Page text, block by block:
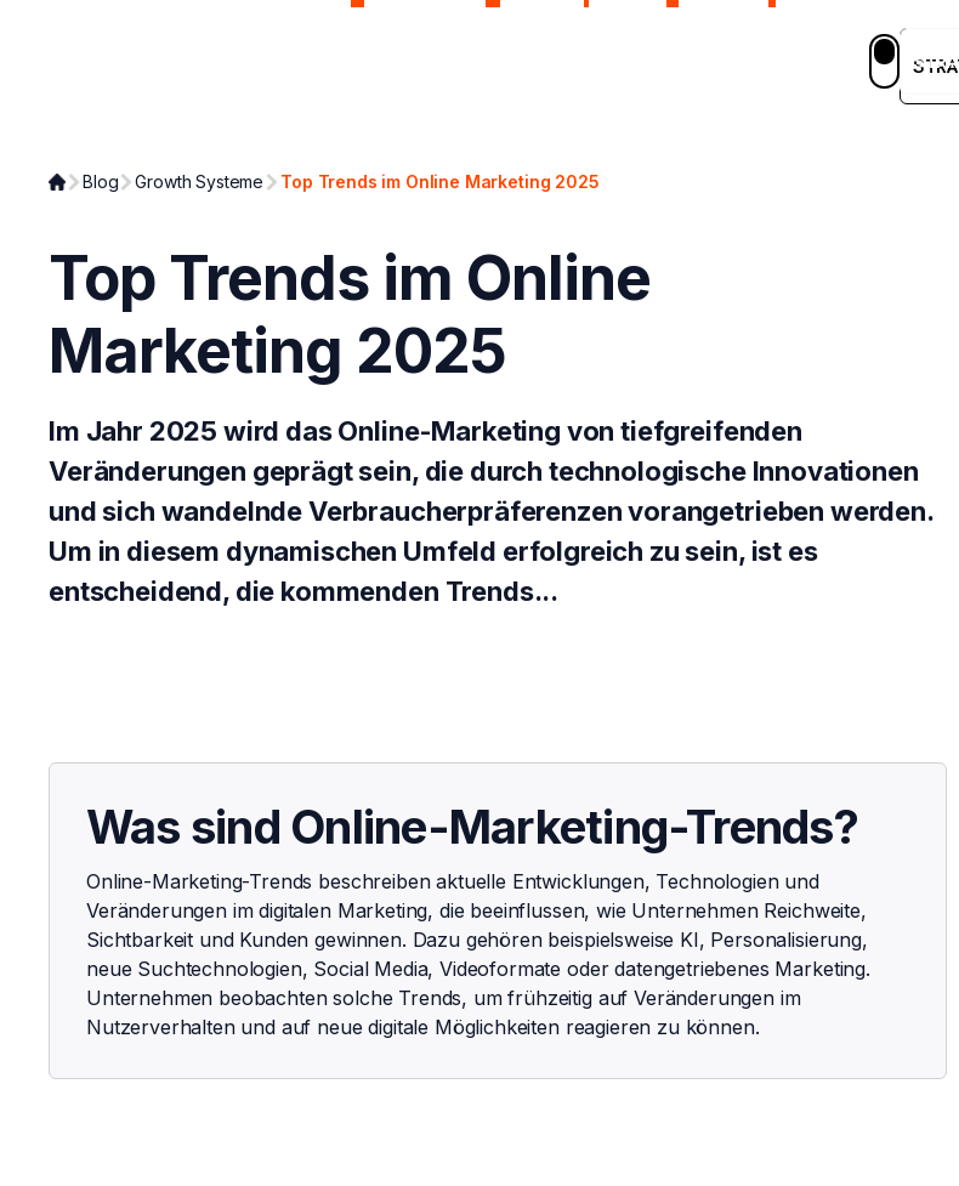
Blog Growth Systeme Top Trends im Online Marketing 2025
Top Trends im Online
Marketing 2025
Im Jahr 2025 wird das Online-Marketing von tiefgreifenden
Veränderungen geprägt sein, die durch technologische Innovationen
und sich wandelnde Verbraucherpräferenzen vorangetrieben werden.
Um in diesem dynamischen Umfeld erfolgreich zu sein, ist es
entscheidend, die kommenden Trends...
Was sind Online-Marketing-Trends?
Online-Marketing-Trends beschreiben aktuelle Entwicklungen, Technologien und
Veränderungen im digitalen Marketing, die beeinflussen, wie Unternehmen Reichweite,
Sichtbarkeit und Kunden gewinnen. Dazu gehören beispielsweise KI, Personalisierung,
neue Suchtechnologien, Social Media, Videoformate oder datengetriebenes Marketing.
Unternehmen beobachten solche Trends, um frühzeitig auf Veränderungen im
Nutzerverhalten und auf neue digitale Möglichkeiten reagieren zu können.